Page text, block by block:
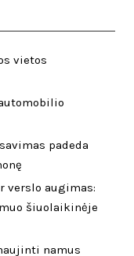
vietos
padeda
verslo augimas:
šiuolaikinėje
namus